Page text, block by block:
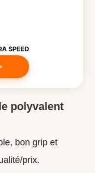
SPEED
polyvalent
bon grip et
prix.